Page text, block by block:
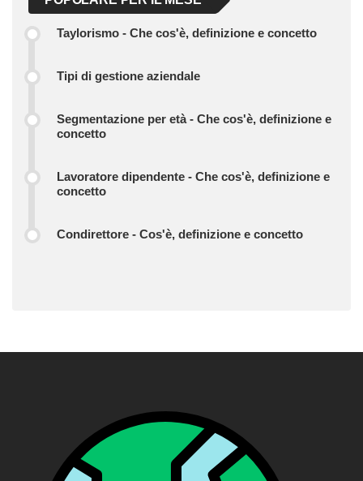
Taylorismo - Che cos'è, definizione e concetto
Tipi di gestione aziendale
Segmentazione per età - Che cos'è, definizione e
concetto
Lavoratore dipendente - Che cos'è, definizione e
concetto
Condirettore - Cos'è, definizione e concetto